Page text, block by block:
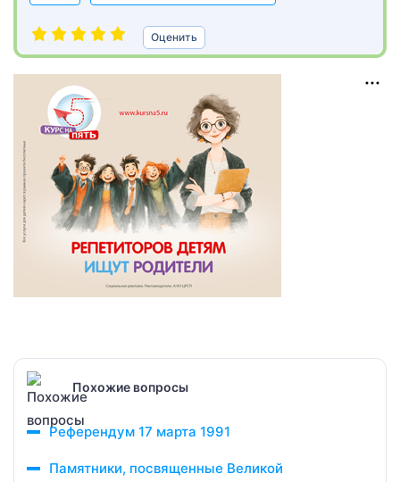
Оценить
Похожие вопросы
Референдум 17 марта 1991
Памятники, посвященные Великой